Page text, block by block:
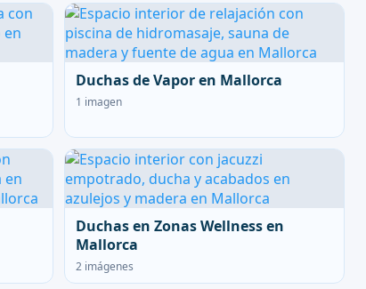
Duchas de Vapor en Mallorca
1 imagen
Duchas en Zonas Wellness en
Mallorca
2 imágenes